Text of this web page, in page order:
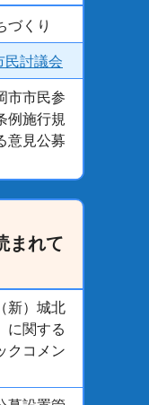
づくり
民討議会
市市民参
例施行規
意見公募
まれて
新）城北
に関する
クコメン